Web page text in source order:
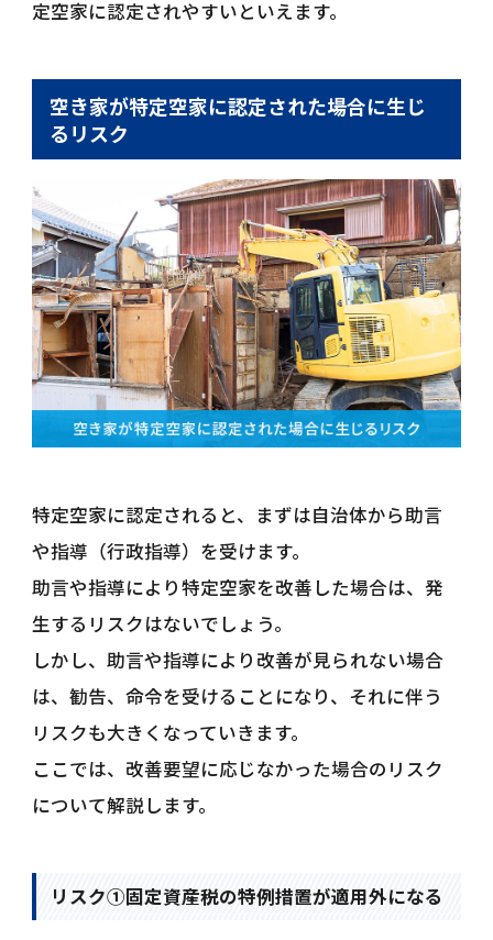
定空家に認定されやすいといえます。
空き家が特定空家に認定された場合に生じ
るリスク
特定空家に認定されると、まずは自治体から助言
や指導（行政指導）を受けます。
助言や指導により特定空家を改善した場合は、発
生するリスクはないでしょう。
しかし、助言や指導により改善が見られない場合
は、勧告、命令を受けることになり、それに伴う
リスクも大きくなっていきます。
ここでは、改善要望に応じなかった場合のリスク
について解説します。
リスク①固定資産税の特例措置が適用外になる